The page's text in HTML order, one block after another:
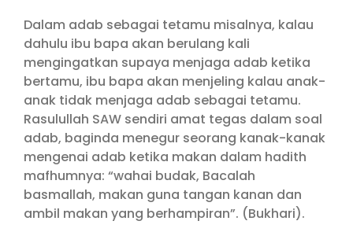
Dalam adab sebagai tetamu misalnya, kalau
dahulu ibu bapa akan berulang kali
mengingatkan supaya menjaga adab ketika
bertamu, ibu bapa akan menjeling kalau anak-
anak tidak menjaga adab sebagai tetamu.
Rasulullah SAW sendiri amat tegas dalam soal
adab, baginda menegur seorang kanak-kanak
mengenai adab ketika makan dalam hadith
mafhumnya: “wahai budak, Bacalah
basmallah, makan guna tangan kanan dan
ambil makan yang berhampiran”. (Bukhari).